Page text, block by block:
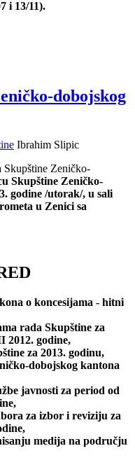
i 13/11).
dobojskog
Ibrahim Slipic
Skupštine Zeničko-
Skupštine Zeničko-
godine /utorak/, u sali
u Zenici sa
o koncesijama - hitni
rada Skupštine za
2012. godine,
za 2013. godinu,
dobojskog kantona
javnosti za period od
za izbor i reviziju za
medija na području